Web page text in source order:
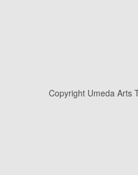
Copyright Umeda Arts